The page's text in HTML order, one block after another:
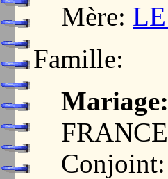
Mère:
Famille:
Mariage:
FRANCE
Conjoint: